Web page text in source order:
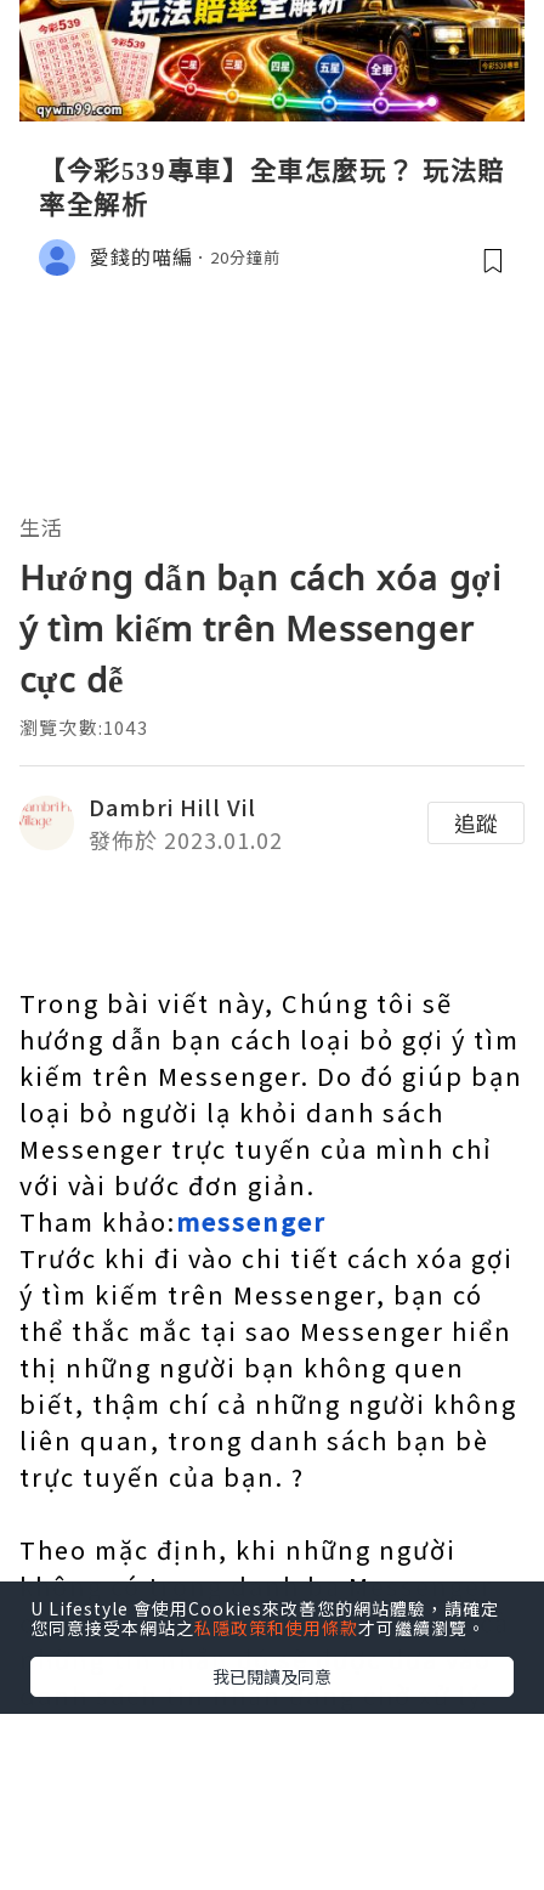
【今彩539專車】全車怎麼玩？ 玩法賠
率全解析
愛錢的喵編 20分鐘前
生活
Hướng dẫn bạn cách xóa gợi
ý tìm kiếm trên Messenger
cực dễ
瀏覽次數:1043
Dambri Hill Vil
發佈於 2023.01.02
追蹤
Trong bài viết này, Chúng tôi sẽ
hướng dẫn bạn cách loại bỏ gợi ý tìm
kiếm trên Messenger. Do đó giúp bạn
loại bỏ người lạ khỏi danh sách
Messenger trực tuyến của mình chỉ
với vài bước đơn giản.
Tham khảo:messenger
Trước khi đi vào chi tiết cách xóa gợi
ý tìm kiếm trên Messenger, bạn có
thể thắc mắc tại sao Messenger hiển
thị những người bạn không quen
biết, thậm chí cả những người không
liên quan, trong danh sách bạn bè
trực tuyến của bạn. ?
Theo mặc định, khi những người
không có trong danh bạ Messenger
của bạn gửi tin nhắn cho bạn, tất cả
những tin nhắn đó sẽ được đưa vào
danh sách tin nhắn đang chờ xử lý.
U Lifestyle 會使用Cookies來改善您的網站體驗，請確定
您同意接受本網站之私隱政策和使用條款才可繼續瀏覽。
我已閱讀及同意